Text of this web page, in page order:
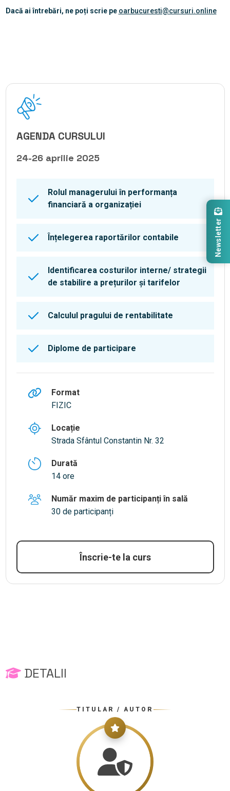
Dacă ai întrebări, ne poți scrie pe oarbucuresti@cursuri.online
AGENDA CURSULUI
24-26 aprilie 2025
Rolul managerului în performanța
financiară a organizației
Înțelegerea raportărilor contabile
Identificarea costurilor interne/ strategii
de stabilire a prețurilor și tarifelor
Calculul pragului de rentabilitate
Diplome de participare
Format
FIZIC
Locație
Strada Sfântul Constantin Nr. 32
Durată
14 ore
Număr maxim de participanți în sală
30 de participanți
Înscrie-te la curs
DETALII
TITULAR / AUTOR
Newsletter